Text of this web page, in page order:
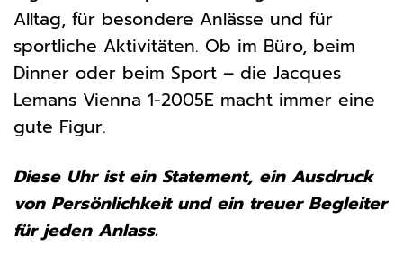
Alltag, für besondere Anlässe und für
sportliche Aktivitäten. Ob im Büro, beim
Dinner oder beim Sport – die Jacques
Lemans Vienna 1-2005E macht immer eine
gute Figur.
Diese Uhr ist ein Statement, ein Ausdruck
von Persönlichkeit und ein treuer Begleiter
für jeden Anlass.